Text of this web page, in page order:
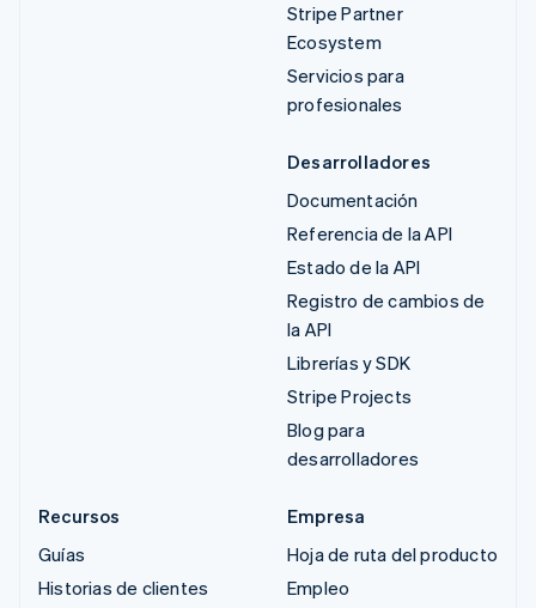
Stripe Partner
Ecosystem
Servicios para
profesionales
Desarrolladores
Documentación
Referencia de la API
Estado de la API
Registro de cambios de
la API
Librerías y SDK
Stripe Projects
Blog para
desarrolladores
Recursos
Guías
Historias de clientes
Empresa
Hoja de ruta del producto
Empleo